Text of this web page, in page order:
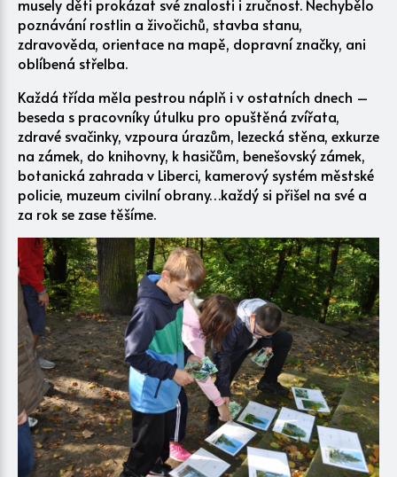
musely děti prokázat své znalosti i zručnost. Nechybělo
poznávání rostlin a živočichů, stavba stanu,
zdravověda, orientace na mapě, dopravní značky, ani
oblíbená střelba.
Každá třída měla pestrou náplň i v ostatních dnech –
beseda s pracovníky útulku pro opuštěná zvířata,
zdravé svačinky, vzpoura úrazům, lezecká stěna, exkurze
na zámek, do knihovny, k hasičům, benešovský zámek,
botanická zahrada v Liberci, kamerový systém městské
policie, muzeum civilní obrany…každý si přišel na své a
za rok se zase těšíme.